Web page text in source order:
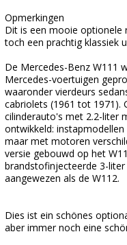
Opmerkingen
Dit is een mooie
toch een prachtig klassiek
De Mercedes-Benz W111
Mercedes-voertuigen
waaronder vierdeurs
cabriolets (1961 tot 1971).
cilinderauto's met 2.2-liter
ontwikkeld:
maar met motoren
versie gebouwd op het
brandstofinjecteerde 3-
aangewezen als de W112.
Dies ist ein schönes
aber immer noch eine